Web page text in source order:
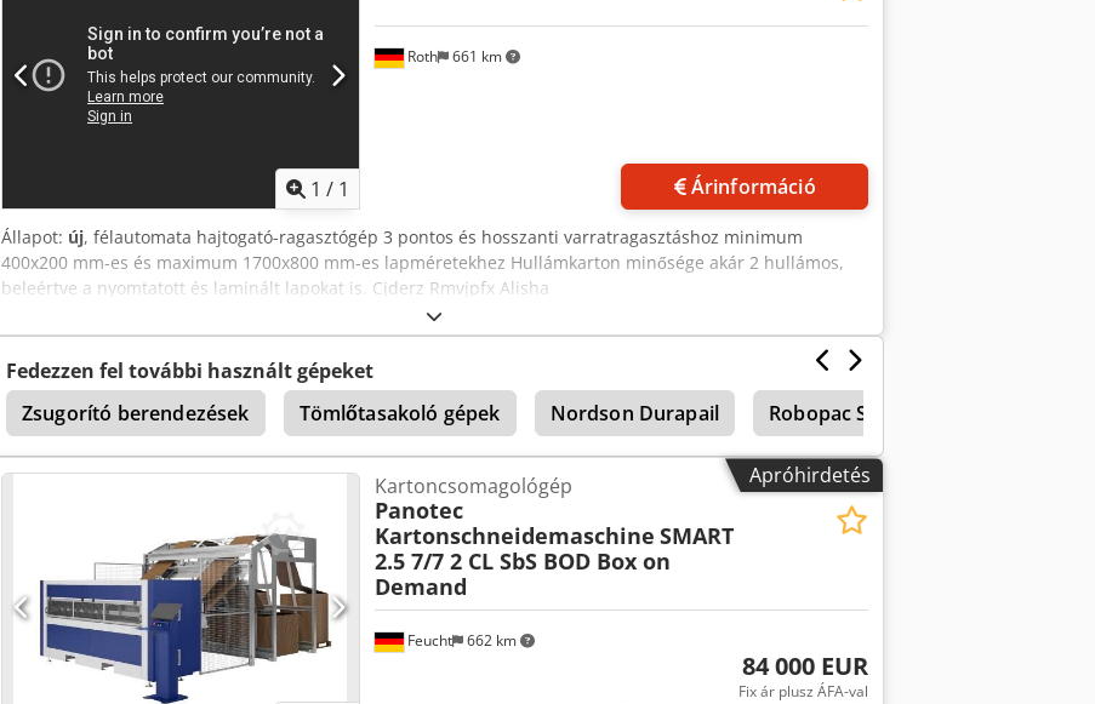
1 / 1
Roth 661 km
Árinformáció
Állapot: új, félautomata hajtogató-ragasztógép 3 pontos és hosszanti varratragasztáshoz minimum
400x200 mm-es és maximum 1700x800 mm-es lapméretekhez Hullámkarton minősége akár 2 hullámos,
beleértve a nyomtatott és laminált lapokat is. Cjderz Rmvjpfx Alisha
Fedezzen fel további használt gépeket
Zsugorító berendezések
Tömlőtasakoló gépek Nordson Durapail Robopac Starbox 50
Apróhirdetés
Feucht 662 km
Kartoncsomagológép
Panotec
Kartonschneidemaschine SMART
2.5 7/7 2 CL SbS BOD Box on
Demand
84 000 EUR
Fix ár plusz ÁFA-val